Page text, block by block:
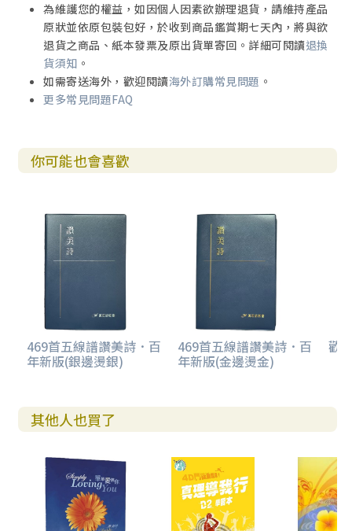
為維護您的權益，如因個人因素欲辦理退貨，請維持產品
原狀並依原包裝包好，於收到商品鑑賞期七天內，將與欲
退貨之商品、紙本發票及原出貨單寄回。詳細可閱讀退換
貨須知 。
如需寄送海外，歡迎閱讀海外訂購常見問題 。
更多常見問題FAQ
你可能也會喜歡
469首五線譜讚美詩．百
年新版(銀邊燙銀)
469首五線譜讚美詩．百
年新版(金邊燙金)
歡
其他人也買了